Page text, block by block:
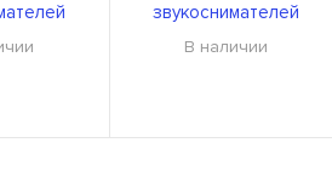
U
звукоснимателей
DiMarzio DM1301W
В наличии